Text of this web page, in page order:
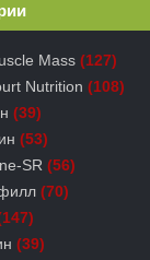
Mass (127)
Nutrition (108)
(39)
(53)
SR (56)
(70)
(39)